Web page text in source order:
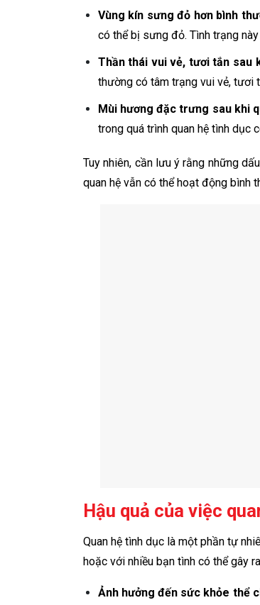
Vùng kín sưng đỏ hơn bình
có thể bị sưng đỏ. Tình trạng
Thần thái vui vẻ, tươi tắn sau
thường có tâm trạng vui vẻ, tươi
Mùi hương đặc trưng sau khi
trong quá trình quan hệ tình dục
Tuy nhiên, cần lưu ý rằng những
quan hệ vẫn có thể hoạt động bình
Hậu quả của việc
Quan hệ tình dục là một phần tự
hoặc với nhiều bạn tình có thể gây
Ảnh hưởng đến sức khỏe thể